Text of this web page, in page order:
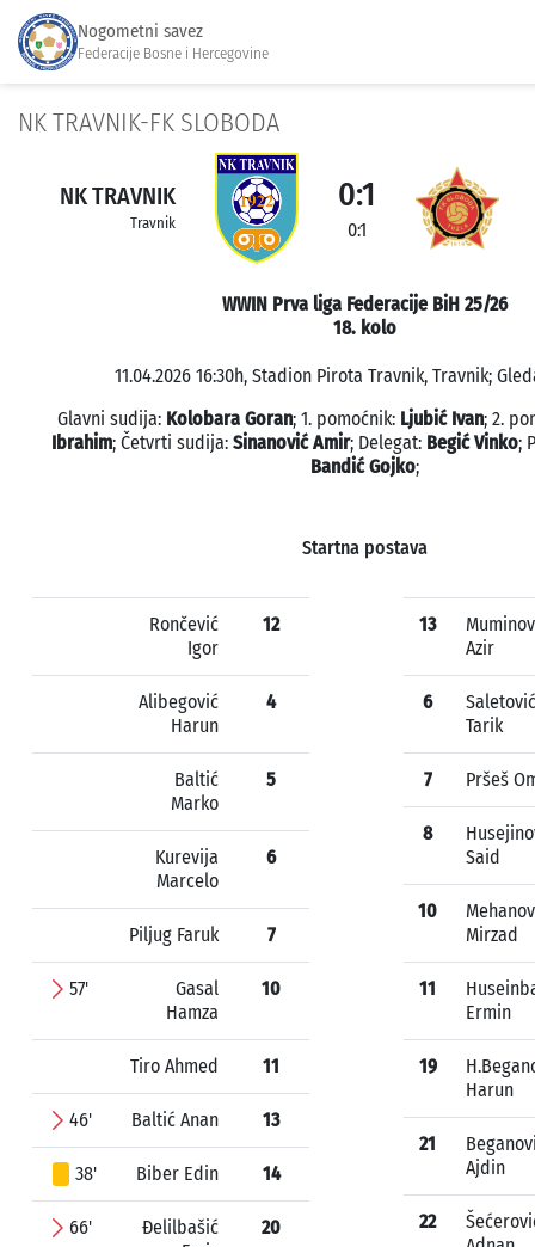
Nogometni savez
Federacije Bosne i Hercegovine
NK TRAVNIK-FK SLOBODA
NK TRAVNIK
Travnik
0:1
0:1
WWIN Prva liga Federacije BiH 25/26
18. kolo
11.04.2026 16:30h, Stadion Pirota Travnik, Travnik;
Glavni sudija: Kolobara Goran; 1. pomoćnik: Ljubić Ivan; 2.
Ibrahim; Četvrti sudija: Sinanović Amir; Delegat: Begić Vinko;
Bandić Gojko;
Startna postava
Rončević
Igor
12
Alibegović
Harun
4
Baltić
Marko
5
Kurevija
Marcelo
6
Piljug Faruk 7
57'
Gasal
Hamza
10
Tiro Ahmed 11
46' Baltić Anan 13
38' Biber Edin 14
66'
Đelilbašić
20
13
Azir
6
Saletović
Tarik
7 Pršeš
8
Said
10
Mirzad
11
Ermin
19
Harun
21
Ajdin
22